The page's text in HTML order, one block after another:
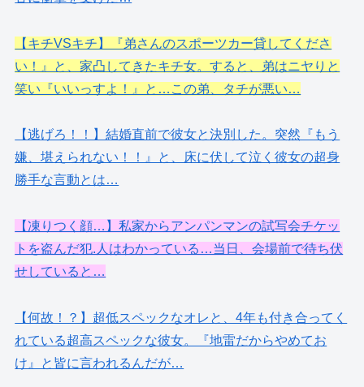
【キチVSキチ】『弟さんのスポーツカー貸してくださ
い！』と、家凸してきたキチ女。すると、弟はニヤりと
笑い『いいっすよ！』と…この弟、タチが悪い…
【逃げろ！！】結婚直前で彼女と決別した。突然『もう
嫌、堪えられない！！』と、床に伏して泣く彼女の超身
勝手な言動とは…
【凍りつく顔…】私家からアンパンマンの試写会チケッ
トを盗んだ犯.人はわかっている…当日、会場前で待ち伏
せしていると…
【何故！？】超低スペックなオレと、4年も付き合ってく
れている超高スペックな彼女。『地雷だからやめてお
け』と皆に言われるんだが…